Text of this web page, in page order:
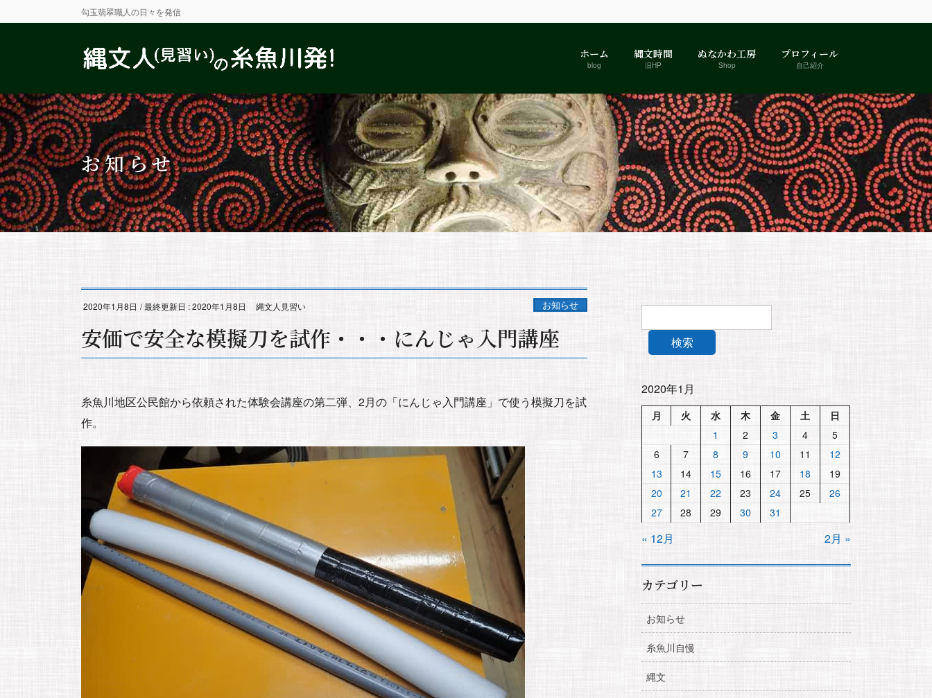
勾玉翡翠職人の日々を発信
ホーム
blog
縄文時間
旧HP
ぬなかわ工房
Shop
プロフィール
自己紹介
お知らせ
2020年1月8日 / 最終更新日 :2020年1月8日 縄文人見習い お知らせ
安価で安全な模擬刀を試作・・・にんじゃ入門講座
糸魚川地区公民館から依頼された体験会講座の第二弾、2月の「にんじゃ入門講座」で使う模擬刀を試
作。
検索
2020年1月
月 火 水 木 金 土
日
1
2 3 4
5
6
7 8 9 10 11
12
13
14 15 16 17 18
19
20
21 22 23 24 25
26
27
28 29 30 31
« 12月 2月 »
カテゴリー
お知らせ
糸魚川自慢
縄文